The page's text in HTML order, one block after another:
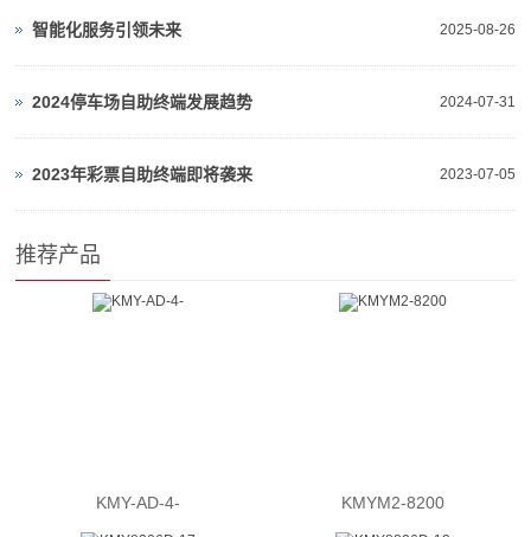
2025-08-26
智能化服务引领未来
2024-07-31
2024停车场自助终端发展趋势
2023-07-05
2023年彩票自助终端即将袭来
推荐产品
KMY-AD-4- KMYM2-8200